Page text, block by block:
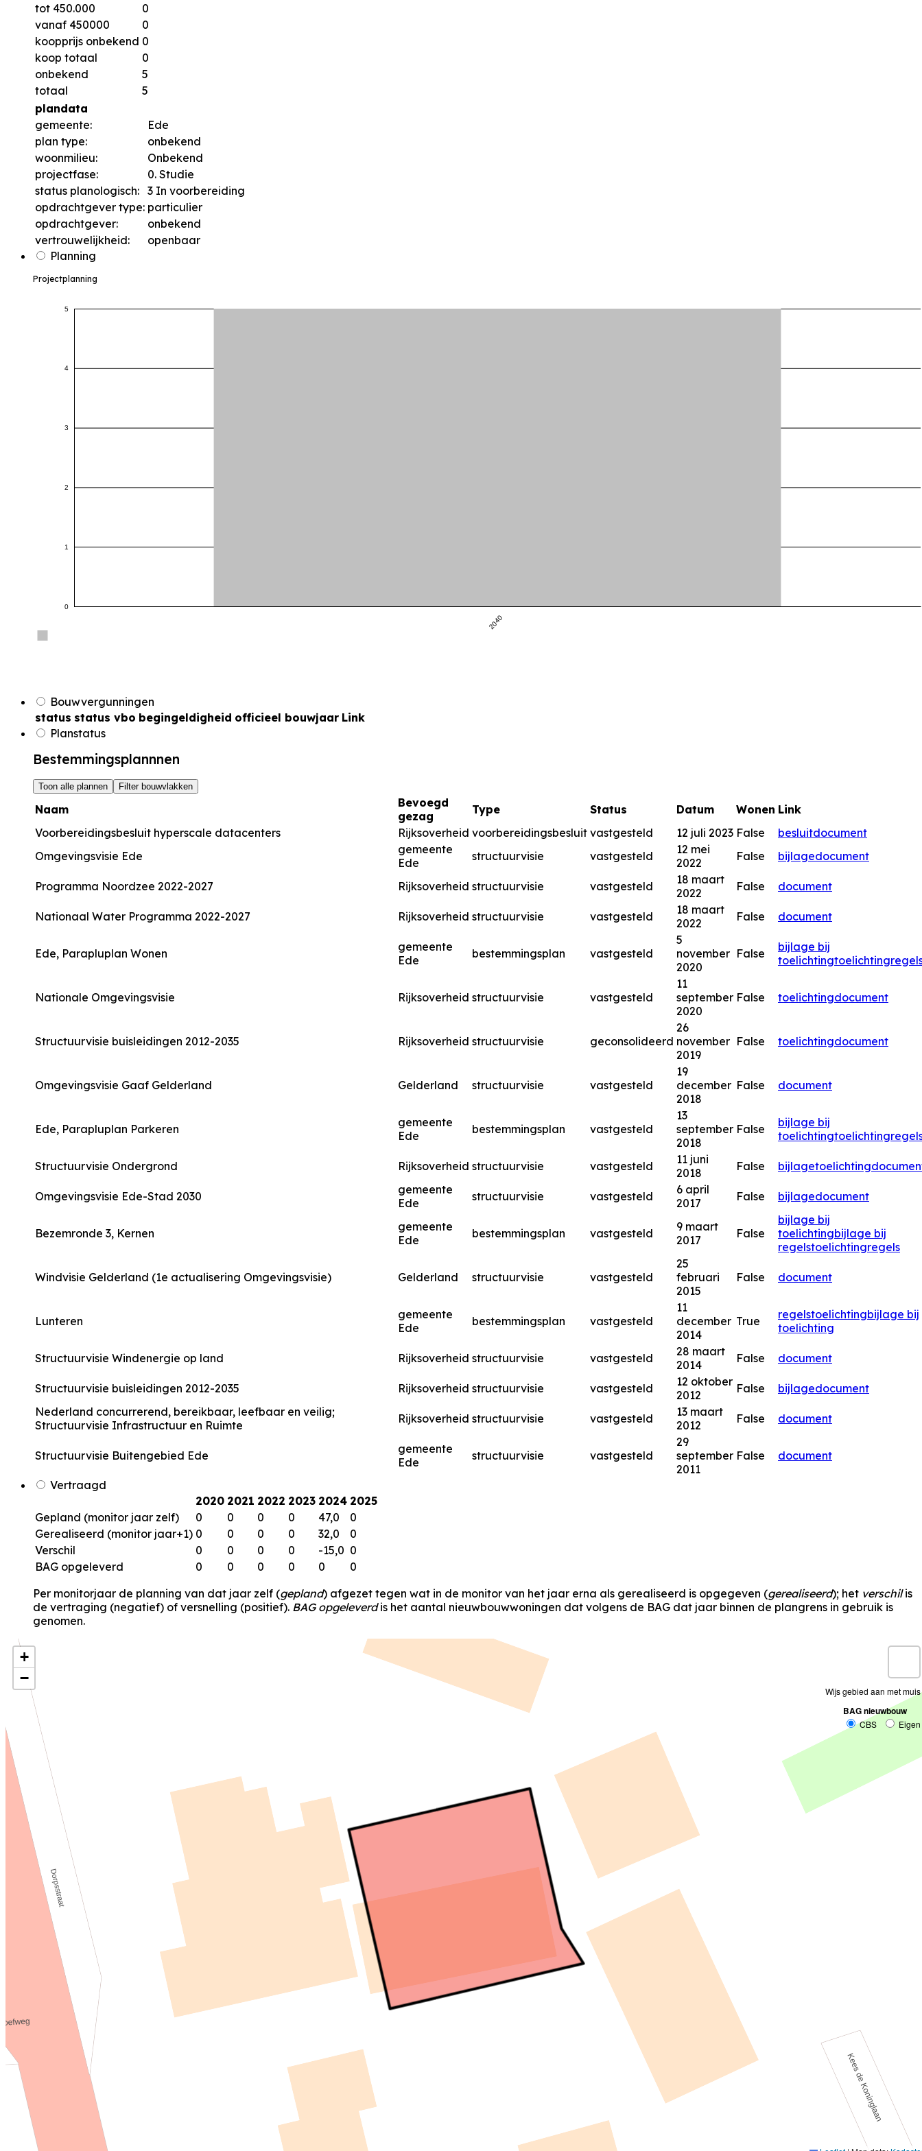
tot 450.000
0
vanaf 450000
0
koopprijs onbekend 0
koop totaal
0
onbekend
5
totaal
5
plandata
gemeente:
Ede
plan type:
onbekend
woonmilieu:
Onbekend
projectfase:
0. Studie
status planologisch: 3 In voorbereiding
opdrachtgever type: particulier
opdrachtgever:
onbekend
vertrouwelijkheid:
openbaar
Planning
Projectplanning
0
1
2
3
4
5
2040
Bouwvergunningen
status status vbo begingeldigheid officieel bouwjaar Link
Planstatus
Bestemmingsplannnen
Toon alle plannen Filter bouwvlakken
Naam
Bevoegd
gezag
Type Status Datum Wonen Link
Voorbereidingsbesluit hyperscale datacenters
Rijksoverheid voorbereidingsbesluit vastgesteld 12 juli 2023 False
besluitdocument
Omgevingsvisie Ede
gemeente
Ede
structuurvisie vastgesteld
12 mei
2022
False bijlagedocument
Programma Noordzee 2022-2027 Rijksoverheid structuurvisie vastgesteld
18 maart
2022
False document
Nationaal Water Programma 2022-2027 Rijksoverheid structuurvisie vastgesteld
18 maart
2022
False document
Ede, Parapluplan Wonen
gemeente
Ede
bestemmingsplan vastgesteld
5
november
2020
False
bijlage bij
toelichtingtoelichting
Nationale Omgevingsvisie Rijksoverheid structuurvisie vastgesteld
11
september
2020
False toelichtingdocument
Structuurvisie buisleidingen 2012-2035 Rijksoverheid structuurvisie geconsolideerd
26
november
2019
False toelichtingdocument
Omgevingsvisie Gaaf Gelderland Gelderland structuurvisie vastgesteld
19
december
2018
False document
Ede, Parapluplan Parkeren
gemeente
Ede
bestemmingsplan vastgesteld
13
september
2018
False
bijlage bij
toelichtingtoelichting
Structuurvisie Ondergrond Rijksoverheid structuurvisie vastgesteld
11 juni
2018
False bijlagetoelichting
Omgevingsvisie Ede-Stad 2030
gemeente
Ede
structuurvisie vastgesteld
6 april
2017
False bijlagedocument
Bezemronde 3, Kernen
gemeente
Ede
bestemmingsplan vastgesteld
9 maart
2017
False
bijlage bij
toelichtingbijlage bij
regelstoelichtingregels
Windvisie Gelderland (1e actualisering Omgevingsvisie) Gelderland structuurvisie vastgesteld
25
februari
2015
False document
Lunteren
gemeente
Ede
bestemmingsplan vastgesteld
11
december
2014
True regelstoelichtingbijlage bij
toelichting
Structuurvisie Windenergie op land Rijksoverheid structuurvisie vastgesteld
28 maart
2014
False document
Structuurvisie buisleidingen 2012-2035 Rijksoverheid structuurvisie vastgesteld
12 oktober
2012
False bijlagedocument
Nederland concurrerend, bereikbaar, leefbaar en veilig;
Structuurvisie Infrastructuur en Ruimte
Rijksoverheid structuurvisie vastgesteld
13 maart
2012
False document
Structuurvisie Buitengebied Ede
gemeente
Ede
structuurvisie vastgesteld
29
september
2011
False document
Vertraagd
2020 2021 2022 2023 2024 2025
Gepland (monitor jaar zelf)
0 0 0 0 47,0
0
Gerealiseerd (monitor jaar+1) 0 0 0 0 32,0
0
Verschil
0 0 0 0 -15,0 0
BAG opgeleverd
0 0 0 0 0
0
Per monitorjaar de planning van dat jaar zelf (gepland) afgezet tegen wat in de monitor van het jaar erna als gerealiseerd is opgegeven (gerealiseerd); het verschilis
de vertraging (negatief) of versnelling (positief). BAG opgeleverdis het aantal nieuwbouwwoningen dat volgens de BAG dat jaar binnen de plangrens in gebruik is
genomen.
+
−
Wijs gebied aan met muis
BAG nieuwbouw
CBS Eigen